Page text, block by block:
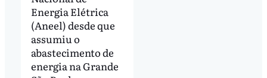
Energia Elétrica
(Aneel) desde que
assumiu o
abastecimento de
energia na Grande